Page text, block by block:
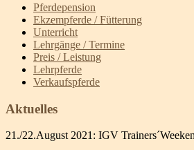
Pferdepension
Ekzempferde / Fütterung
Unterricht
Lehrgänge / Termine
Preis / Leistung
Lehrpferde
Verkaufspferde
Aktuelles
21./22.August 2021: IGV